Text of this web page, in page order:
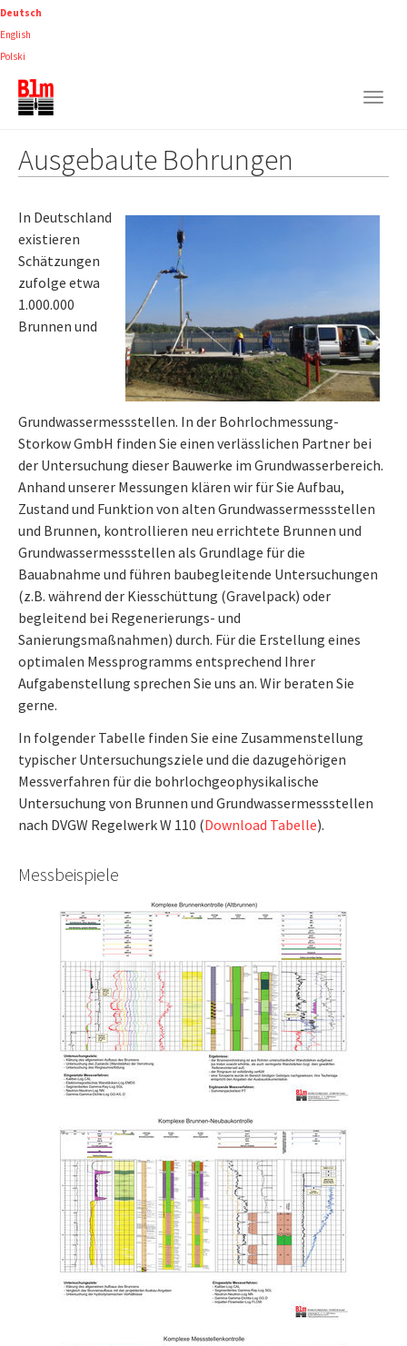
Skip
to
main
content
Deutsch
English
Polski
Ausgebaute Bohrungen
In Deutschland
existieren
Schätzungen
zufolge etwa
1.000.000
Brunnen und
Grundwassermessstellen. In der Bohrlochmessung-
Storkow GmbH finden Sie einen verlässlichen Partner bei
der Untersuchung dieser Bauwerke im Grundwasserbereich.
Anhand unserer Messungen klären wir für Sie Aufbau,
Zustand und Funktion von alten Grundwassermessstellen
und Brunnen, kontrollieren neu errichtete Brunnen und
Grundwassermessstellen als Grundlage für die
Bauabnahme und führen baubegleitende Untersuchungen
(z.B. während der Kiesschüttung (Gravelpack) oder
begleitend bei Regenerierungs- und
Sanierungsmaßnahmen) durch. Für die Erstellung eines
optimalen Messprogramms entsprechend Ihrer
Aufgabenstellung sprechen Sie uns an. Wir beraten Sie
gerne.
In folgender Tabelle finden Sie eine Zusammenstellung
typischer Untersuchungsziele und die dazugehörigen
Messverfahren für die bohrlochgeophysikalische
Untersuchung von Brunnen und Grundwassermessstellen
nach DVGW Regelwerk W 110 (Download Tabelle).
Messbeispiele